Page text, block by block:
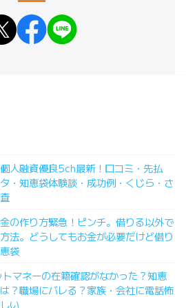
人融資優良5ch最新！口コミ・先払
・知恵袋体験談・成功例・くじら・さ
の作り方緊急！ピンチ。借りる以外で
法。どうしてもお金が必要だけど借り
袋
マネーの在籍確認がなかった？知恵
？職場にバレる？家族・会社に電話怖
い